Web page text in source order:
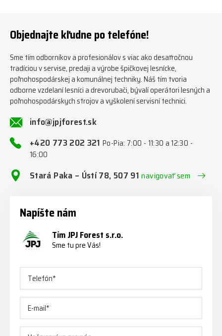
#firewoodproduction
#firewood #deitmer
Objednajte kľudne po telefóne!
Sme tím odborníkov a profesionálov s viac ako desaťročnou
tradíciou v servise, predaji a výrobe špičkovej lesnícke,
poľnohospodárskej a komunálnej techniky. Náš tím tvoria
odborne vzdelaní lesníci a drevorubači, bývalí operátori lesných a
poľnohospodárskych strojov a vyškolení servisní technici.
info@jpjforest.sk
+420 773 202 321Po-Pia: 7:00 - 11:30 a 12:30 -
16:00
Stará Paka – Ústí 78, 507 91navigovať sem
Napíšte nám
Tím JPJ Forest s.r.o.
Sme tu pre Vás!